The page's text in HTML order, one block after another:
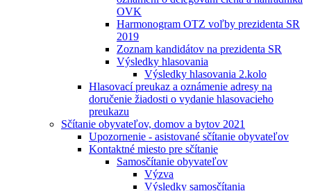
OVK
Harmonogram OTZ voľby prezidenta SR
2019
Zoznam kandidátov na prezidenta SR
Výsledky hlasovania
Výsledky hlasovania 2.kolo
Hlasovací preukaz a oznámenie adresy na
doručenie žiadosti o vydanie hlasovacieho
preukazu
Sčítanie obyvateľov, domov a bytov 2021
Upozornenie - asistované sčítanie obyvateľov
Kontaktné miesto pre sčítanie
Samosčítanie obyvateľov
Výzva
Výsledky samosčítania